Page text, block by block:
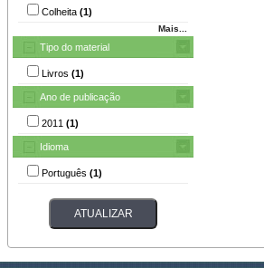
Colheita (1)
Mais...
Tipo do material
Livros (1)
Ano de publicação
2011 (1)
Idioma
Português (1)